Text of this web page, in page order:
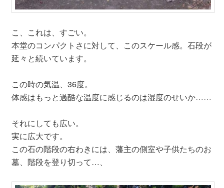
こ、これは、すごい。
本堂のコンパクトさに対して、このスケール感。石段が
延々と続いています。
この時の気温、36度。
体感はもっと過酷な温度に感じるのは湿度のせいか……
それにしても広い。
実に広大です。
この石の階段の右わきには、藩主の側室や子供たちのお
墓、階段を登り切って…、